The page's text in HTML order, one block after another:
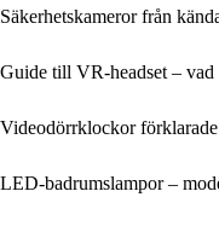
Säkerhetskameror från
Guide till VR-headset –
Videodörrklockor
LED-badrumslampor –